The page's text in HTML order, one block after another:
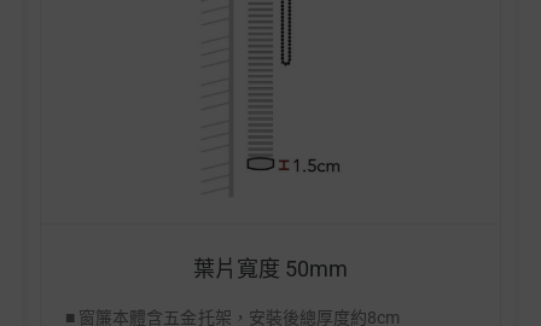
葉片寬度 50mm
■ 窗簾本體含五金托架，安裝後總厚度約8cm